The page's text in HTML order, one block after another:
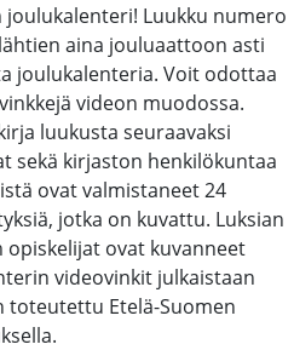
joulukalenteri! Luukku numero
aina jouluaattoon asti
joulukalenteria. Voit odottaa
videon muodossa.
luukusta seuraavaksi
sekä kirjaston henkilökuntaa
ovat valmistaneet 24
jotka on kuvattu. Luksian
ovat kuvanneet
videovinkit julkaistaan
toteutettu Etelä-Suomen